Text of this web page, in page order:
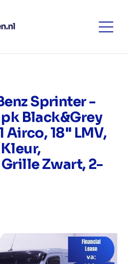
Sprinter -
pk Black&Grey
Airco, 18" LMV,
Zwart, 2-